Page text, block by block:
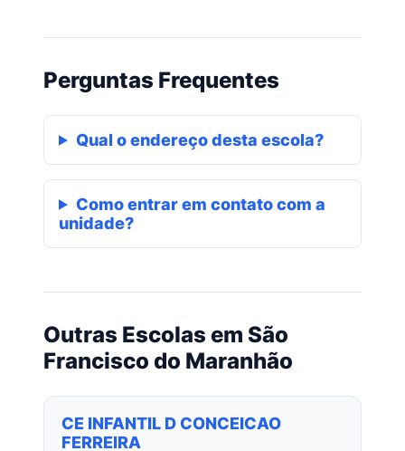
Perguntas Frequentes
Qual o endereço desta escola?
Como entrar em contato com a
unidade?
Outras Escolas em São
Francisco do Maranhão
CE INFANTIL D CONCEICAO
FERREIRA